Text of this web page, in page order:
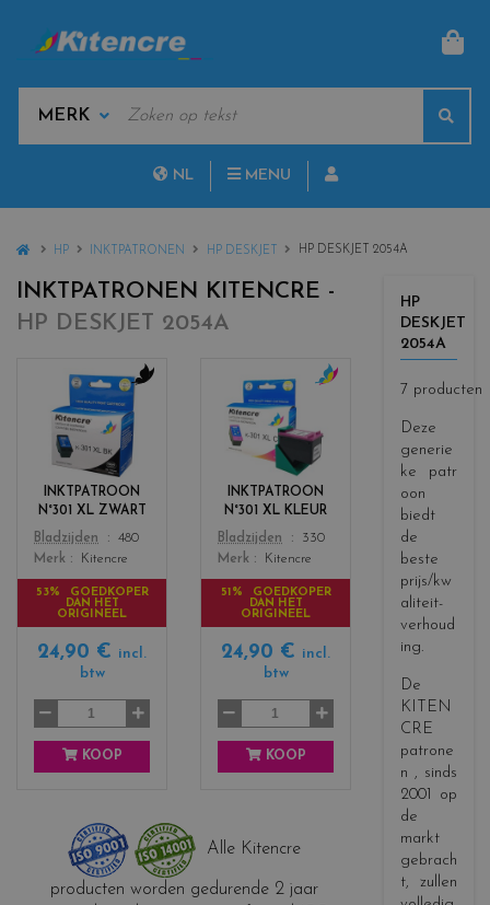
MANUFACTURERS
NL MENU
HOME
HP INKTPATRONEN HP DESKJET HP DESKJET 2054A
INKTPATRONEN KITENCRE -
HP DESKJET 2054A
INKTPATROON
N°301 XL ZWART
Color
o
l
o
r
s
b
a
k
Bladzijden
480
Merk
Kitencre
53% GOEDKOPER
DAN HET
ORIGINEEL
24,90 €
incl.
btw
KOOP
INKTPATROON
N°301 XL KLEUR
Color
l
o
r
s
c
l
r
s
Bladzijden
330
Merk
Kitencre
51% GOEDKOPER
DAN HET
ORIGINEEL
24,90 €
incl.
btw
KOOP
Alle Kitencre
producten worden gedurende 2 jaar
HP
DESKJET
2054A
7 producten
Deze
generie
ke patr
oon
biedt
de
beste
prijs/kw
aliteit-
verhoud
ing.
De
KITEN
CRE
patrone
n , sinds
2001 op
de
markt
gebrach
t, zullen